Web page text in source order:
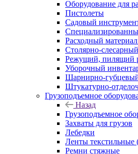
Оборудование для
Пистолеты
Садовый
Расходный
Столярно-
Режущий, пилящий
Уборочный
Шарнирно-
Штукатурно-
Грузоподъемное
Назад
Грузоподъемное
Захваты для грузов
Лебедки
Ленты текстильные
Ремни стяжные